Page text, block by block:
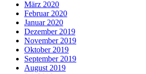
März 2020
Februar 2020
Januar 2020
Dezember 2019
November 2019
Oktober 2019
September 2019
August 2019